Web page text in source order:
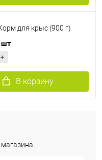
для крыс (900 г)
В корзину